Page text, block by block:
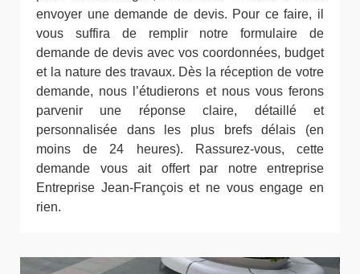
envoyer une demande de devis. Pour ce faire, il
vous suffira de remplir notre formulaire de
demande de devis avec vos coordonnées, budget
et la nature des travaux. Dès la réception de votre
demande, nous l’étudierons et nous vous ferons
parvenir une réponse claire, détaillé et
personnalisée dans les plus brefs délais (en
moins de 24 heures). Rassurez-vous, cette
demande vous ait offert par notre entreprise
Entreprise Jean-François et ne vous engage en
rien.